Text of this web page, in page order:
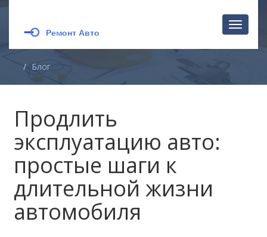
Блог
Продлить
эксплуатацию авто:
простые шаги к
длительной жизни
автомобиля